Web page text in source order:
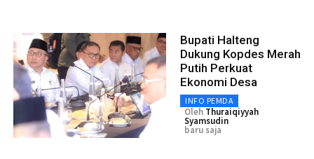
Bupati Halteng
Dukung Kopdes Merah
Putih Perkuat
Ekonomi Desa
INFO PEMDA
Oleh Thuraiqiyyah
Syamsudin
baru saja